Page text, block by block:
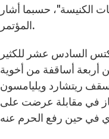
حسبما أشار
المؤتمر.
السادس عشر للكثير
أربعة أساقفة من أخوية
ريتشارد ويليامسون
يهودي بالغاز في مقابلة عرضت على